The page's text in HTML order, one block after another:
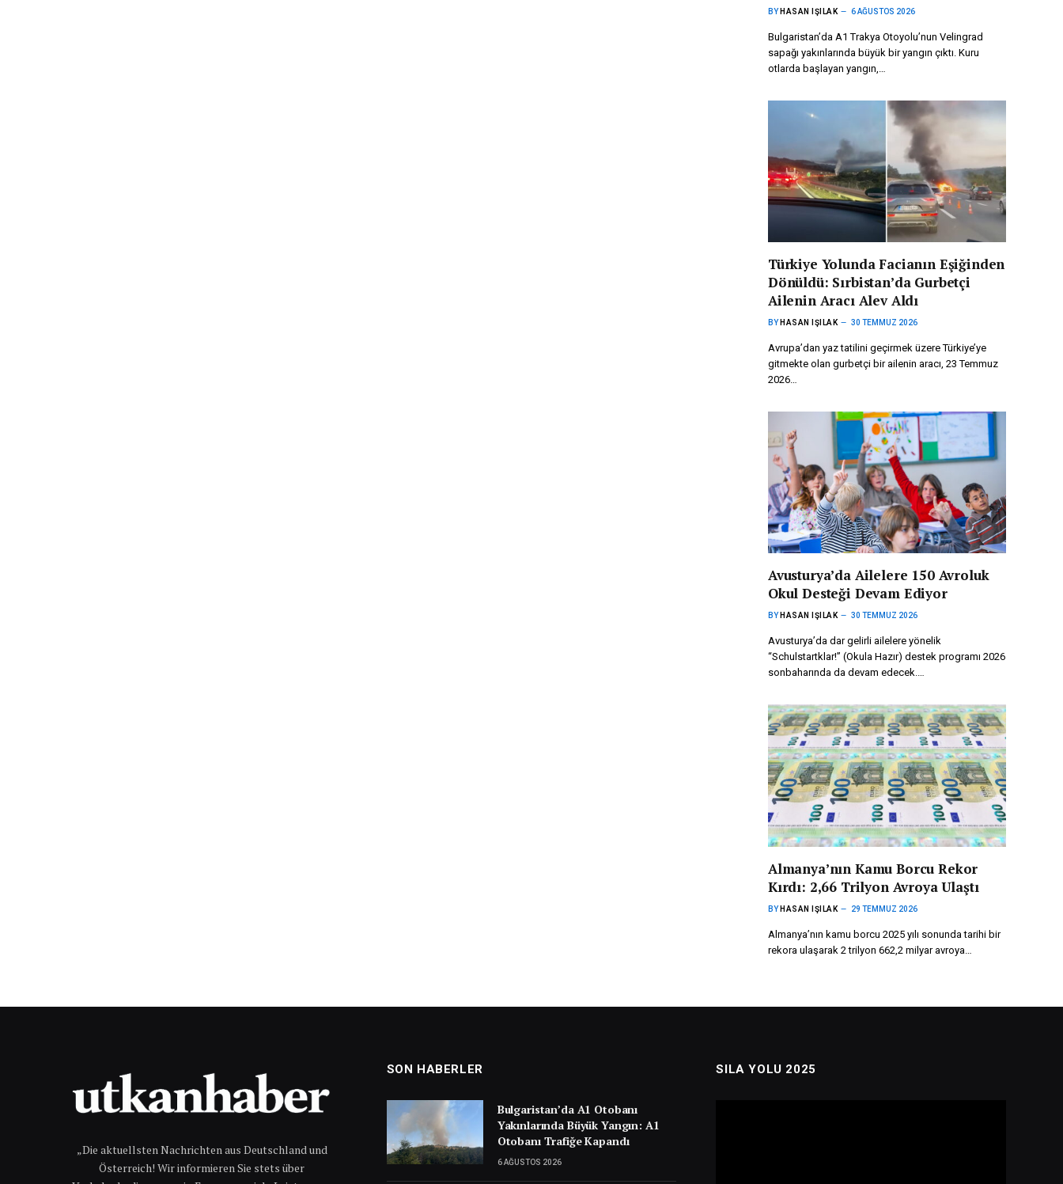
BY HASAN IŞILAK 6 AĞUSTOS 2026
Bulgaristan’da A1 Trakya Otoyolu’nun Velingrad
sapağı yakınlarında büyük bir yangın çıktı. Kuru
otlarda başlayan yangın,…
Türkiye Yolunda Facianın Eşiğinden
Dönüldü: Sırbistan’da Gurbetçi
Ailenin Aracı Alev Aldı
BY HASAN IŞILAK 30 TEMMUZ 2026
Avrupa’dan yaz tatilini geçirmek üzere Türkiye’ye
gitmekte olan gurbetçi bir ailenin aracı, 23 Temmuz
2026…
Avusturya’da Ailelere 150 Avroluk
Okul Desteği Devam Ediyor
BY HASAN IŞILAK 30 TEMMUZ 2026
Avusturya’da dar gelirli ailelere yönelik
“Schulstartklar!” (Okula Hazır) destek programı 2026
sonbaharında da devam edecek.…
Almanya’nın Kamu Borcu Rekor
Kırdı: 2,66 Trilyon Avroya Ulaştı
BY HASAN IŞILAK 29 TEMMUZ 2026
Almanya’nın kamu borcu 2025 yılı sonunda tarihi bir
rekora ulaşarak 2 trilyon 662,2 milyar avroya…
„Die aktuellsten Nachrichten aus Deutschland und
Österreich! Wir informieren Sie stets über
SON HABERLER
Bulgaristan’da A1 Otobanı
Yakınlarında Büyük Yangın: A1
Otobanı Trafiğe Kapandı
6 AĞUSTOS 2026
SILA YOLU 2025